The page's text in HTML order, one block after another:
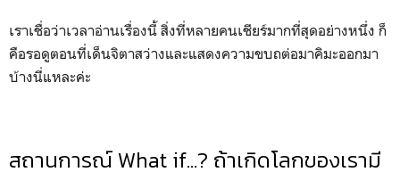
เราเชื่อว่าเวลาอ่านเรื่องนี้ สิ่งที่หลายคนเชียร์มากที่สุดอย่างหนึ่ง ก็
คือรอดูตอนที่เด็นจิตาสว่างและแสดงความขบถต่อมาคิมะออกมา
บ้างนี่แหละค่ะ
สถานการณ์ What if…? ถ้าเกิดโลกของเรามี